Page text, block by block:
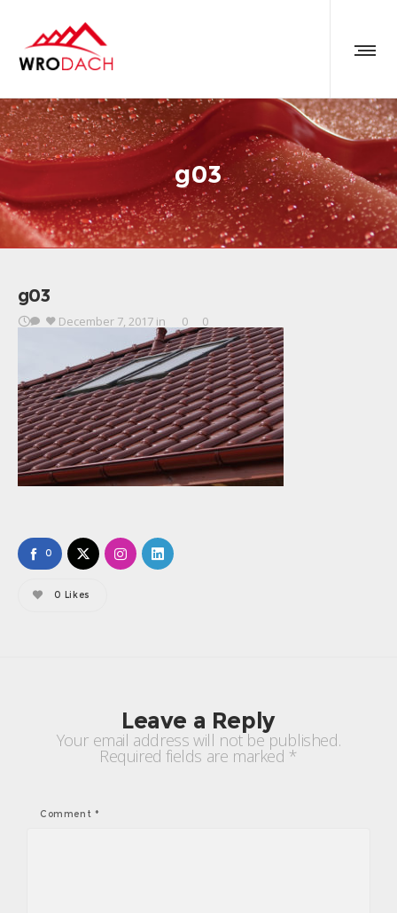
g03
g03
December 7, 2017 in 0 0
0
0 Likes
Leave a Reply
Your email address will not be published.
Required fields are marked *
Comment *